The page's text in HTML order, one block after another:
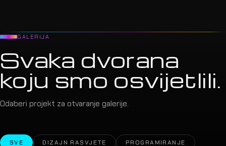
GALERIJA
Svaka dvorana
koju smo osvijetlili.
Odaberi projekt za otvaranje galerije.
SVE DIZAJN RASVJETE
PROGRAMIRANJE